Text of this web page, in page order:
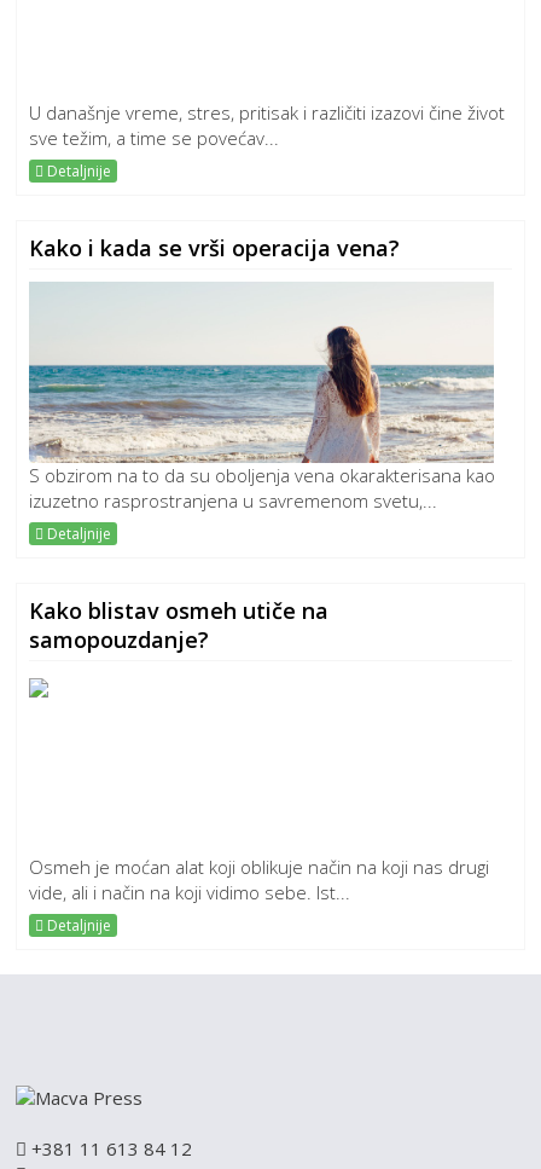
U današnje vreme, stres, pritisak i različiti izazovi čine život
sve težim, a time se povećav...
Detaljnije
Kako i kada se vrši operacija vena?
S obzirom na to da su oboljenja vena okarakterisana kao
izuzetno rasprostranjena u savremenom svetu,...
Detaljnije
Kako blistav osmeh utiče na
samopouzdanje?
Osmeh je moćan alat koji oblikuje način na koji nas drugi
vide, ali i način na koji vidimo sebe. Ist...
Detaljnije
+381 11 613 84 12